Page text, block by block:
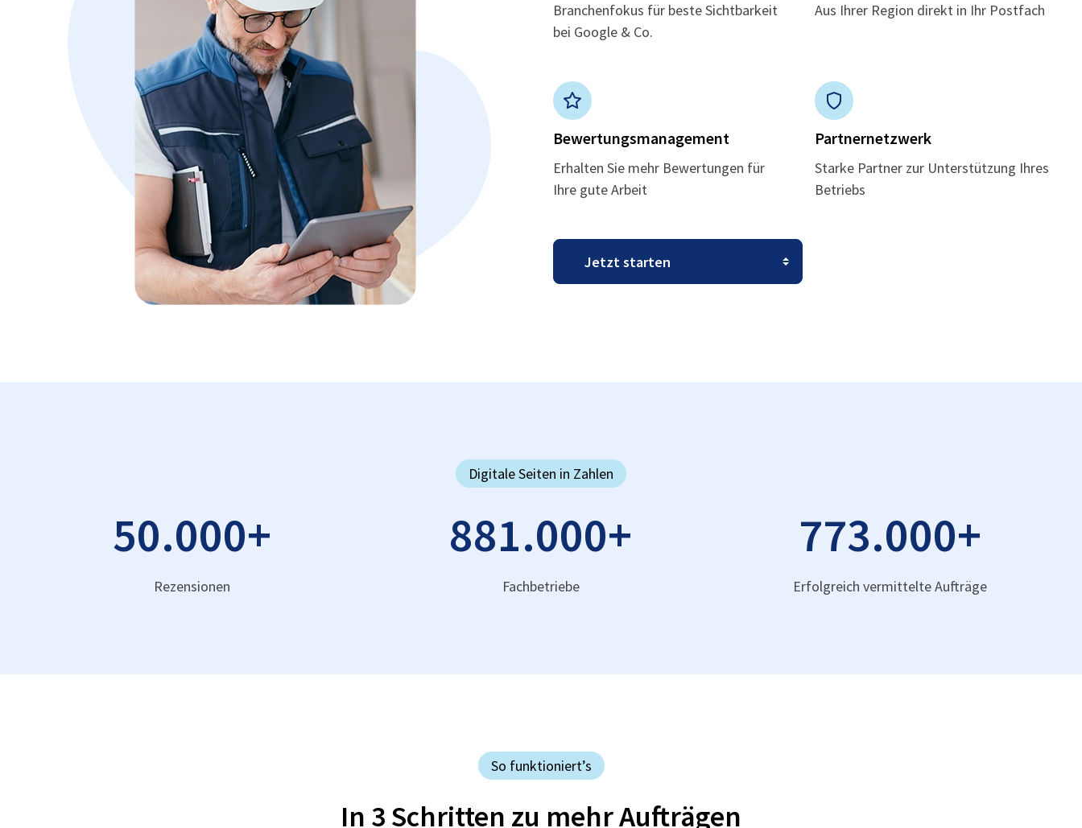
Branchenfokus für beste Sichtbarkeit
bei Google & Co.
Aus Ihrer Region direkt in Ihr Postfach
Bewertungsmanagement
Erhalten Sie mehr Bewertungen für
Ihre gute Arbeit
Partnernetzwerk
Starke Partner zur Unterstützung Ihres
Betriebs
Digitale Seiten in Zahlen
50.000+
Rezensionen
881.000+
Fachbetriebe
773.000+
Erfolgreich vermittelte Aufträge
So funktioniert’s
In 3 Schritten zu mehr Aufträgen